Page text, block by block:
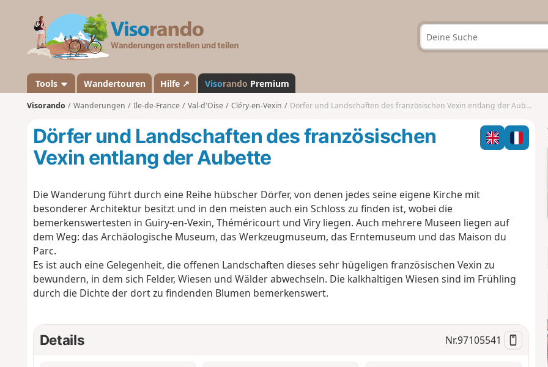
a
n
d
Tools Wandertouren Hilfe ↗ Visorando Premium
Visorando Wanderungen Ile-de-France Val-d'Oise Cléry-en-Vexin Dörfer und Landschaften des französischen Vexin entlang der Aubette
Dörfer und Landschaften des französischen
Vexin entlang der Aubette
Die Wanderung führt durch eine Reihe hübscher Dörfer, von denen jedes seine eigene Kirche mit
besonderer Architektur besitzt und in den meisten auch ein Schloss zu finden ist, wobei die
bemerkenswertesten in Guiry-en-Vexin, Théméricourt und Viry liegen. Auch mehrere Museen liegen auf
dem Weg: das Archäologische Museum, das Werkzeugmuseum, das Erntemuseum und das Maison du
Parc.
Es ist auch eine Gelegenheit, die offenen Landschaften dieses sehr hügeligen französischen Vexin zu
bewundern, in dem sich Felder, Wiesen und Wälder abwechseln. Die kalkhaltigen Wiesen sind im Frühling
durch die Dichte der dort zu findenden Blumen bemerkenswert.
Details Nr.97105541